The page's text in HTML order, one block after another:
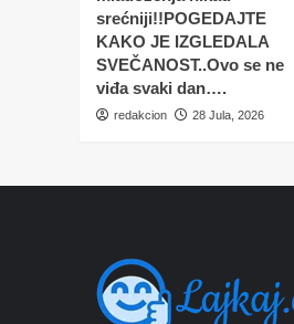
srećniji!!POGEDAJTE
KAKO JE IZGLEDALA
SVEČANOST..Ovo se ne
viđa svaki dan….
redakcion 28 Jula, 2026